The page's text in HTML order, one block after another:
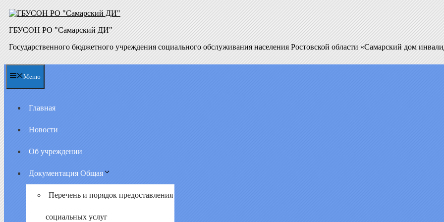
Перейти
к
содержимому
ГБУСОН РО "Самарский ДИ"
Государственного бюджетного учреждения социального обслуживания населения Ростовской области «Самарский дом
Меню
Главная
Новости
Об учреждении
Документация Общая
Перечень и порядок предоставления
социальных услуг